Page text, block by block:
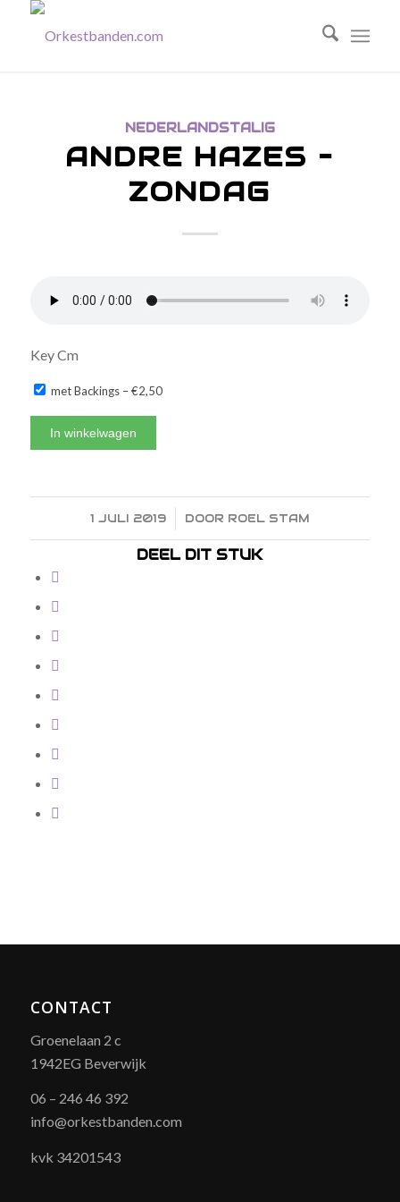
NEDERLANDSTALIG
ANDRE HAZES –
ZONDAG
Key Cm
met Backings–€2,50
In winkelwagen
1 JULI 2019
/ DOOR ROEL STAM
DEEL DIT STUK
CONTACT
Groenelaan 2 c
1942EG Beverwijk
06 – 246 46 392
info@orkestbanden.com
kvk 34201543